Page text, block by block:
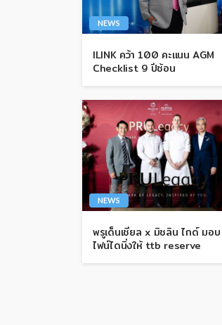
NEWS
ILINK คว้า 100 คะแนน AGM
Checklist 9 ปีซ้อน
NEWS
พรูเด็นเชียล x มิชลิน ไกด์ มอบ
ไฟน์ไดนิ่งให้ ttb reserve